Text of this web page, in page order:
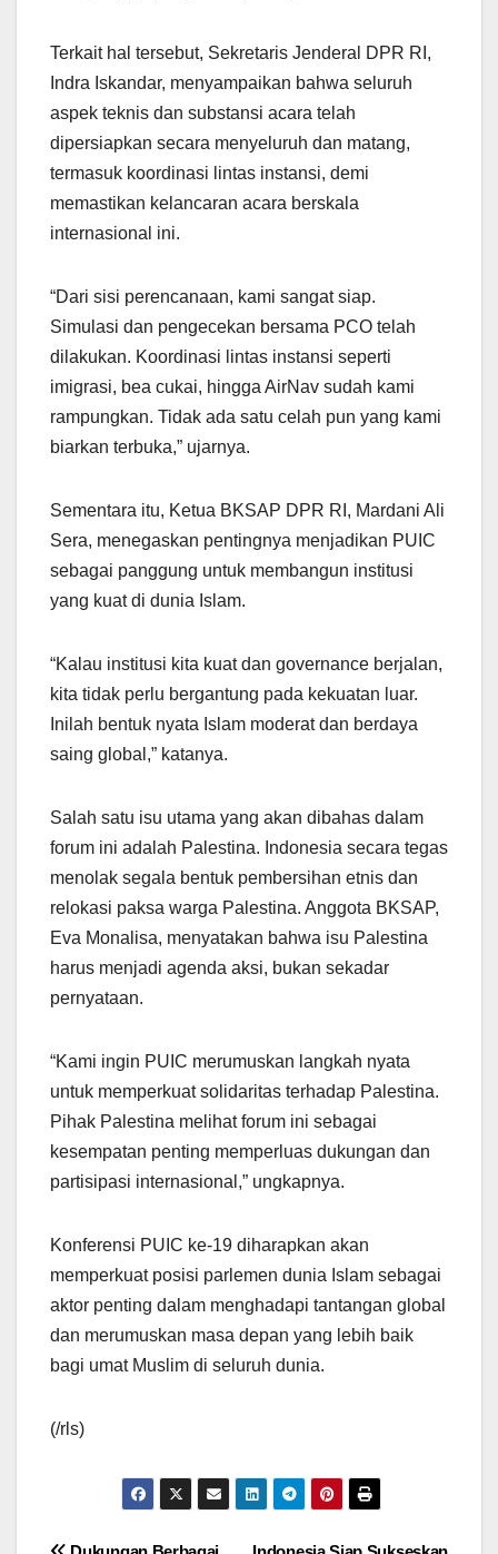
Terkait hal tersebut, Sekretaris Jenderal DPR RI,
Indra Iskandar, menyampaikan bahwa seluruh
aspek teknis dan substansi acara telah
dipersiapkan secara menyeluruh dan matang,
termasuk koordinasi lintas instansi, demi
memastikan kelancaran acara berskala
internasional ini.
“Dari sisi perencanaan, kami sangat siap.
Simulasi dan pengecekan bersama PCO telah
dilakukan. Koordinasi lintas instansi seperti
imigrasi, bea cukai, hingga AirNav sudah kami
rampungkan. Tidak ada satu celah pun yang kami
biarkan terbuka,” ujarnya.
Sementara itu, Ketua BKSAP DPR RI, Mardani Ali
Sera, menegaskan pentingnya menjadikan PUIC
sebagai panggung untuk membangun institusi
yang kuat di dunia Islam.
“Kalau institusi kita kuat dan governance berjalan,
kita tidak perlu bergantung pada kekuatan luar.
Inilah bentuk nyata Islam moderat dan berdaya
saing global,” katanya.
Salah satu isu utama yang akan dibahas dalam
forum ini adalah Palestina. Indonesia secara tegas
menolak segala bentuk pembersihan etnis dan
relokasi paksa warga Palestina. Anggota BKSAP,
Eva Monalisa, menyatakan bahwa isu Palestina
harus menjadi agenda aksi, bukan sekadar
pernyataan.
“Kami ingin PUIC merumuskan langkah nyata
untuk memperkuat solidaritas terhadap Palestina.
Pihak Palestina melihat forum ini sebagai
kesempatan penting memperluas dukungan dan
partisipasi internasional,” ungkapnya.
Konferensi PUIC ke-19 diharapkan akan
memperkuat posisi parlemen dunia Islam sebagai
aktor penting dalam menghadapi tantangan global
dan merumuskan masa depan yang lebih baik
bagi umat Muslim di seluruh dunia.
(/rls)